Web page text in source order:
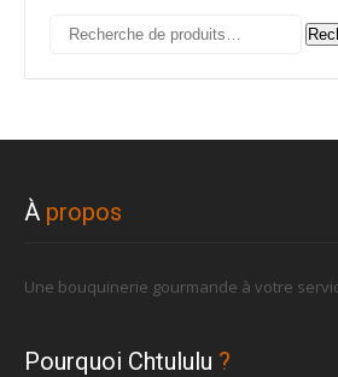
Recherche
À propos
Une bouquinerie gourmande à votre
Pourquoi Chtululu ?